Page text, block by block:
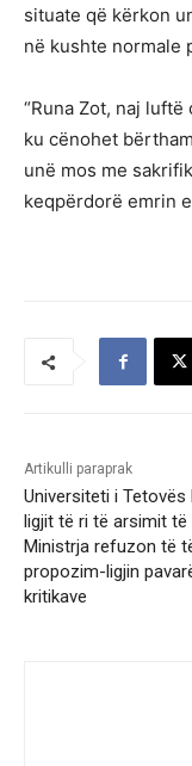
situate që kërkon
në kushte normale
“Runa Zot, naj
ku cënohet
unë mos me
keqpërdorë emrin
Artikulli paraprak
Universiteti i Tetovës
ligjit të ri të arsimit të
Ministrja refuzon të
propozim-ligjin
kritikave